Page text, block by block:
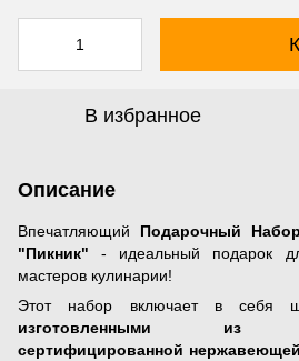
В избранное
Описание
Впечатляющий Подарочный
"Пикник"- идеальный подарок
мастеров кулинарии!
Этот набор включает в себя
изготовленными из
сертифицированной